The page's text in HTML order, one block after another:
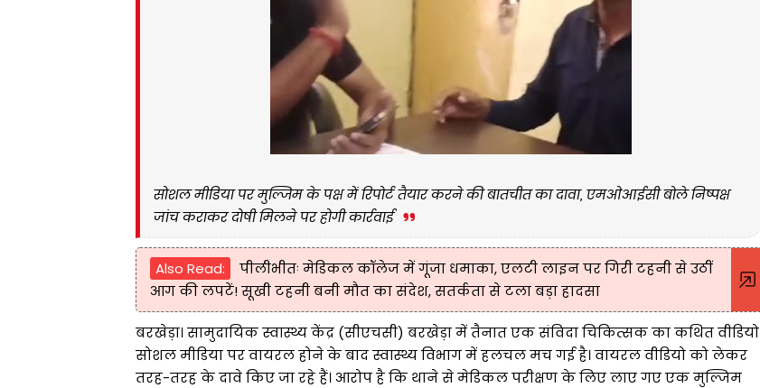
सोशल मीडिया पर मुल्जिम के पक्ष में रिपोर्ट तैयार करने की बातचीत का दावा, एमओआईसी बोले निष्पक्ष
जांच कराकर दोषी मिलने पर होगी कार्रवाई
Also Read:
पीलीभीतः मेडिकल कॉलेज में गूंजा धमाका, एलटी लाइन पर गिरी टहनी से उठीं
आग की लपटें! सूखी टहनी बनी मौत का संदेश, सतर्कता से टला बड़ा हादसा
बरखेड़ा। सामुदायिक स्वास्थ्य केंद्र (सीएचसी) बरखेड़ा में तैनात एक संविदा चिकित्सक का कथित वीडियो
सोशल मीडिया पर वायरल होने के बाद स्वास्थ्य विभाग में हलचल मच गई है। वायरल वीडियो को लेकर
तरह-तरह के दावे किए जा रहे हैं। आरोप है कि थाने से मेडिकल परीक्षण के लिए लाए गए एक मुल्जिम